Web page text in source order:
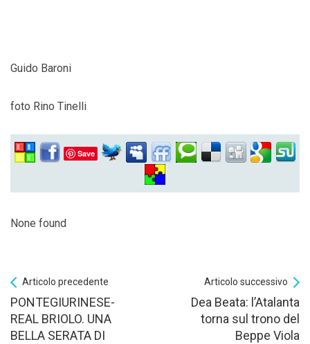
Guido Baroni
foto Rino Tinelli
Save
None found
Articolo precedente
PONTEGIURINESE-
REAL BRIOLO. UNA
BELLA SERATA DI
Articolo successivo
Dea Beata: l’Atalanta
torna sul trono del
Beppe Viola